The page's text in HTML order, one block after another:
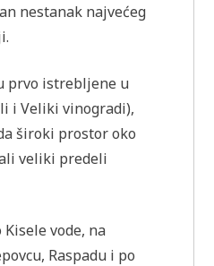
nestanak najvećeg
prvo istrebljene u
i Veliki vinogradi),
široki prostor oko
veliki predeli
vode, na
Raspadu i po